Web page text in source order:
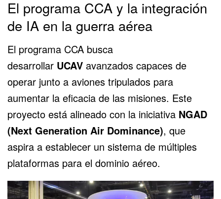
El programa CCA y la integración
de IA en la guerra aérea
El programa CCA busca
desarrollar UCAV avanzados capaces de
operar junto a aviones tripulados para
aumentar la eficacia de las misiones. Este
proyecto está alineado con la iniciativa NGAD
(Next Generation Air Dominance), que
aspira a establecer un sistema de múltiples
plataformas para el dominio aéreo.